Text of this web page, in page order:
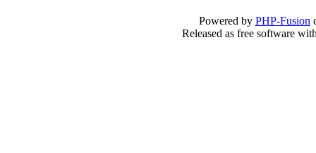
Powered by PHP-Fusion
Released as free software